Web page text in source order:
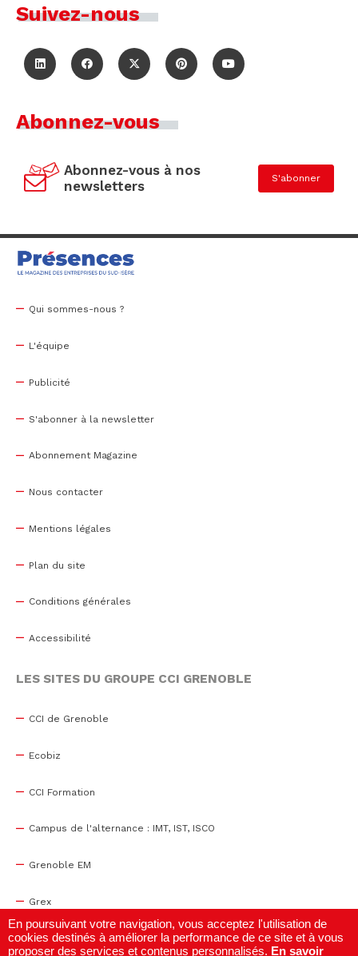
Suivez-nous
Abonnez-vous
Abonnez-vous à nos
newsletters
S'abonner
Qui sommes-nous ?
L'équipe
Publicité
S'abonner à la newsletter
Abonnement Magazine
Nous contacter
Mentions légales
Plan du site
Conditions générales
Accessibilité
LES SITES DU GROUPE CCI GRENOBLE
CCI de Grenoble
Ecobiz
CCI Formation
Campus de l'alternance : IMT, IST, ISCO
Grenoble EM
Grex
WTC Grenoble
En poursuivant votre navigation, vous acceptez l'utilisation de
cookies destinés à améliorer la performance de ce site et à vous
proposer des services et contenus personnalisés. En savoir